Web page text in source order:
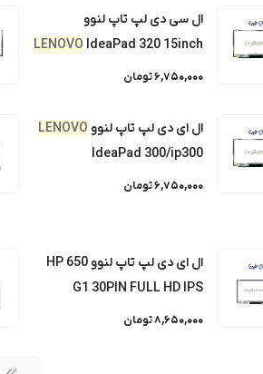
ال سی دی لپ تاپ لنوو
LENOVO IdeaPad 320 15inch
6,750,000 تومان
ال ای دی لپ تاپ لنوو LENOVO
IdeaPad 300/ip300
6,750,000 تومان
ال ای دی لپ تاپ لنوو HP 650
G1 30PIN FULL HD IPS
8,650,000 تومان